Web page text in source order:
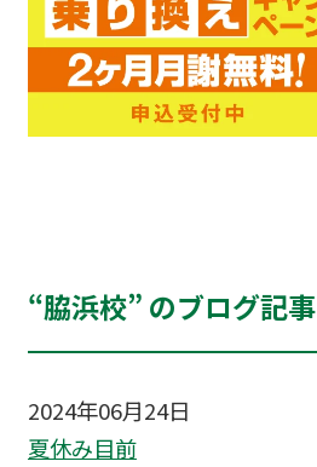
“脇浜校” のブログ記事
2024年06月24日
夏休み目前